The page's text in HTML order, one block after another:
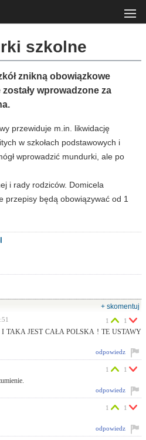
szkolne
znikną obowiązkowe
wprowadzone za
przewiduje m.in. likwidację
w szkołach podstawowych i
wprowadzić mundurki, ale po
i rady rodziców. Domicela
przepisy będą obowiązywać od 1
+ skomentuj
TAKA JEST CAŁA POLSKA ! TE USTAWY
1 1
odpowiedz
1 1
odpowiedz
1 1
odpowiedz